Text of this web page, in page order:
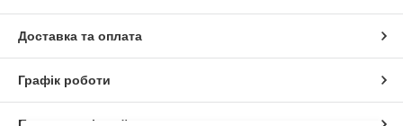
Доставка та оплата
Графік роботи